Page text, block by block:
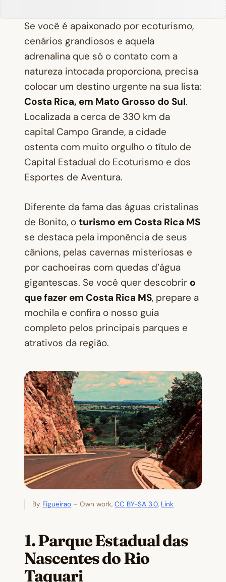
Se você é apaixonado por ecoturismo,
cenários grandiosos e aquela
adrenalina que só o contato com a
natureza intocada proporciona, precisa
colocar um destino urgente na sua lista:
Costa Rica, em Mato Grosso do Sul.
Localizada a cerca de 330 km da
capital Campo Grande, a cidade
ostenta com muito orgulho o título de
Capital Estadual do Ecoturismo e dos
Esportes de Aventura.
Diferente da fama das águas cristalinas
de Bonito, o turismo em Costa Rica MS
se destaca pela imponência de seus
cânions, pelas cavernas misteriosas e
por cachoeiras com quedas d’água
gigantescas. Se você quer descobrir o
que fazer em Costa Rica MS, prepare a
mochila e confira o nosso guia
completo pelos principais parques e
atrativos da região.
By Figueirao – Own work,CC BY-SA 3.0, Link
1. Parque Estadual das
Nascentes do Rio
Taquari